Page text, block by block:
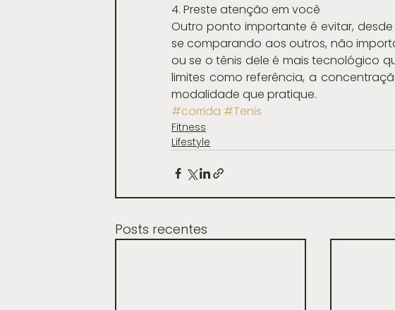
4. Preste atenção em você
Outro ponto importante é evitar,
se comparando aos outros, não
ou se o tênis dele é mais tecnológico
limites como referência, a
modalidade que pratique.
#corrida #Tenis
Fitness
Lifestyle
Posts recentes